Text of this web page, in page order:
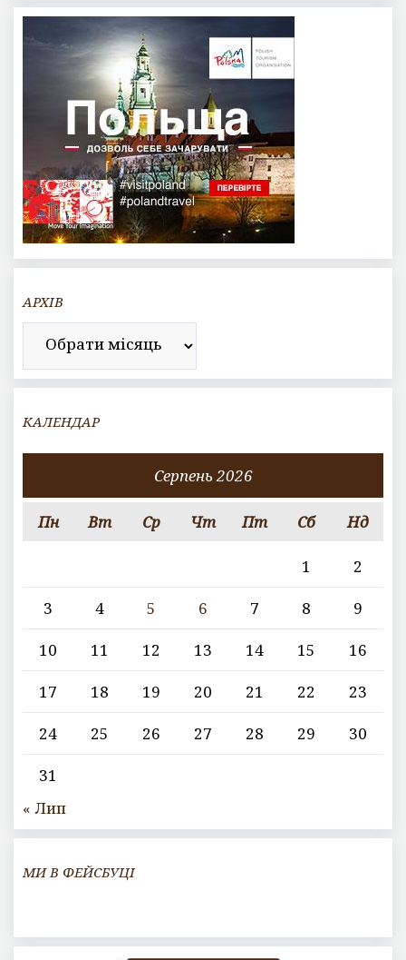
АРХІВ
Архів
КАЛЕНДАР
Серпень 2026
Пн Вт Ср Чт Пт Сб Нд
1
2
3
4 5 6 7 8
9
10
11 12 13 14 15
16
17
18 19 20 21 22
23
24
25 26 27 28 29
30
31
« Лип
МИ В ФЕЙСБУЦІ